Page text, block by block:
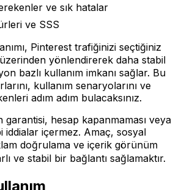
ve sık hatalar
ve SSS
Pinterest trafiğinizi seçtiğiniz
yönlendirerek daha stabil
bazlı kullanım imkanı sağlar. Bu
kullanım senaryolarını ve
adım adım bulacaksınız.
garantisi, hesap kapanmaması veya
iddialar içermez. Amaç, sosyal
doğrulama ve içerik görünüm
ve stabil bir bağlantı sağlamaktır.